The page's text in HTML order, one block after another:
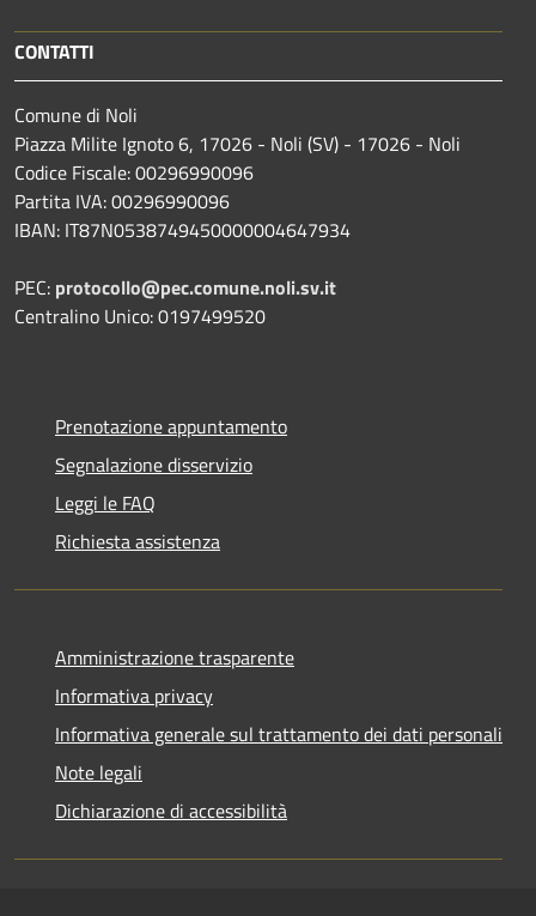
CONTATTI
Comune di Noli
Piazza Milite Ignoto 6, 17026 - Noli (SV) - 17026 - Noli
Codice Fiscale: 00296990096
Partita IVA: 00296990096
IBAN: IT87N0538749450000004647934
PEC: protocollo@pec.comune.noli.sv.it
Centralino Unico: 0197499520
Prenotazione appuntamento
Segnalazione disservizio
Leggi le FAQ
Richiesta assistenza
Amministrazione trasparente
Informativa privacy
Informativa generale sul trattamento dei dati personali
Note legali
Dichiarazione di accessibilità